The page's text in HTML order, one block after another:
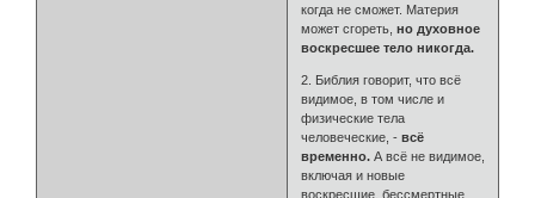
когда не сможет. Материя
может сгореть,но духовное
воскресшее тело никогда.
2. Библия говорит, что всё
видимое, в том числе и
физические тела
человеческие, -всё
временно. А всё не видимое,
включая и новые
воскресшие, бессмертные